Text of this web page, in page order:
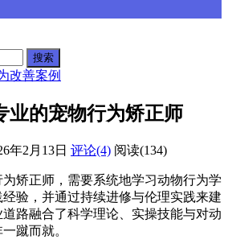
搜索
改善案例
业的宠物行为矫正师
年2月13日 评论(4) 阅读(134)
矫正师，需要系统地学习动物行为学
验，并通过持续进修与伦理实践来建
路融合了科学理论、实操技能与对动
蹴而就。